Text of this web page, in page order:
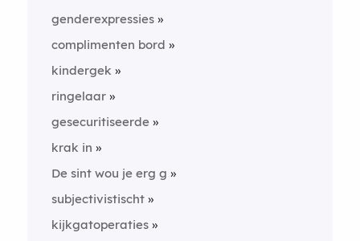
genderexpressies
complimenten bord
kindergek
ringelaar
gesecuritiseerde
krak in
De sint wou je erg g
subjectivistischt
kijkgatoperaties